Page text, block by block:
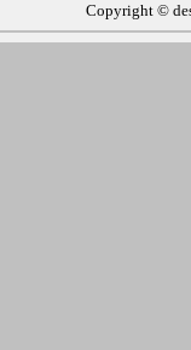
Copyright ©